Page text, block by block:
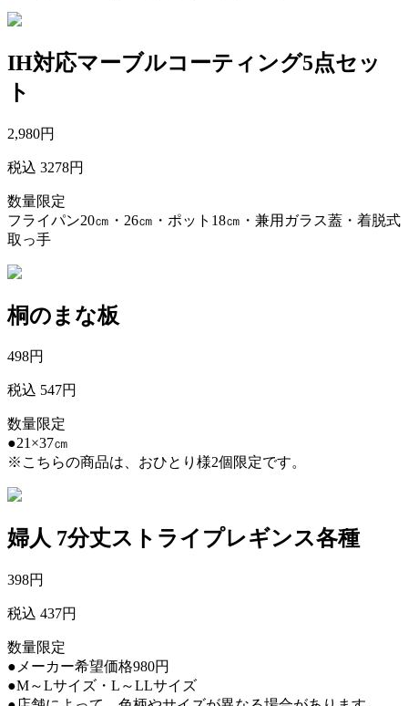
IH対応マーブルコーティング5点セッ
ト
2,980円
税込 3278円
数量限定
フライパン20㎝・26㎝・ポット18㎝・兼用ガラス蓋・着脱式
取っ手
桐のまな板
498円
税込 547円
数量限定
●21×37㎝
※こちらの商品は、おひとり様2個限定です。
婦人 7分丈ストライプレギンス各種
398円
税込 437円
数量限定
●メーカー希望価格980円
●M～Lサイズ・L～LLサイズ